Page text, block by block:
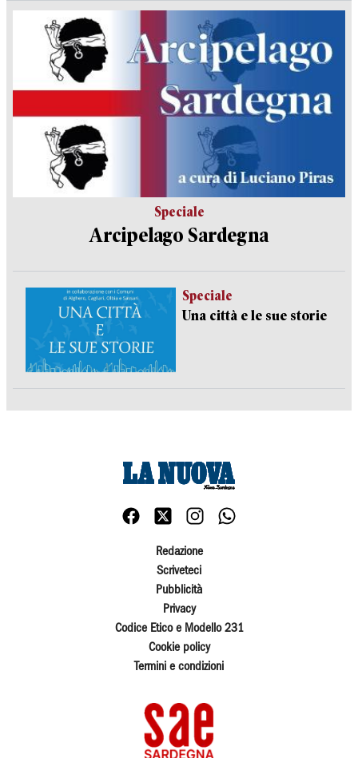
Speciale
Arcipelago Sardegna
Speciale
Una città e le sue storie
Redazione
Scriveteci
Pubblicità
Privacy
Codice Etico e Modello 231
Cookie policy
Termini e condizioni